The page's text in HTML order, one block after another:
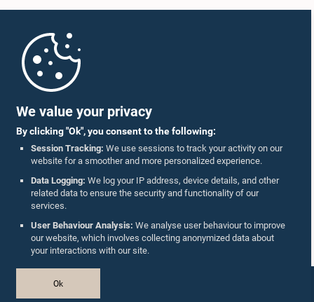
We value your privacy
By clicking "Ok", you consent to the following:
Session Tracking: We use sessions to track your activity on our
website for a smoother and more personalized experience.
Data Logging: We log your IP address, device details, and other
related data to ensure the security and functionality of our
services.
User Behaviour Analysis: We analyse user behaviour to improve
our website, which involves collecting anonymized data about
your interactions with our site.
Ok
Parliament Mobile App
Follow Us On :
Accolades
Privacy Policy